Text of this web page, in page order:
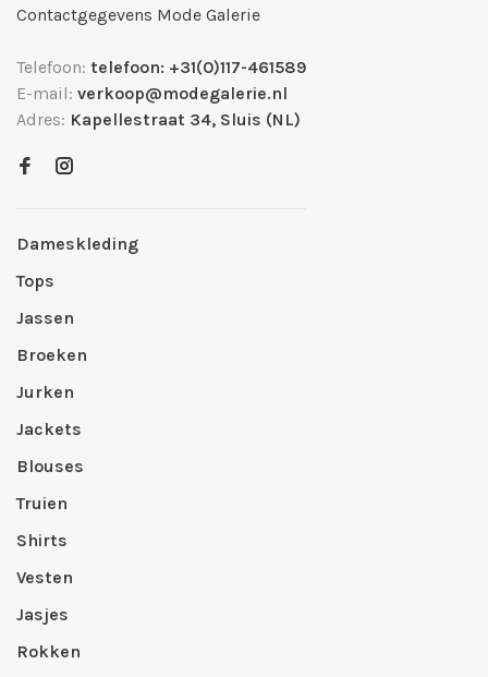
Contactgegevens Mode Galerie
Telefoon: telefoon: +31(0)117-461589
E-mail: verkoop@modegalerie.nl
Adres: Kapellestraat 34, Sluis (NL)
Dameskleding
Tops
Jassen
Broeken
Jurken
Jackets
Blouses
Truien
Shirts
Vesten
Jasjes
Rokken